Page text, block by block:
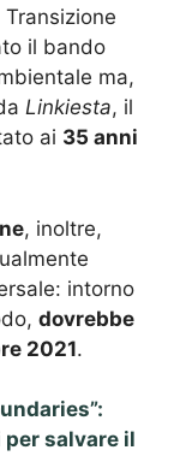
il bando
ma,
Linkiesta, il
ai 35 anni
, inoltre,
intorno
dovrebbe
2021.
salvare il